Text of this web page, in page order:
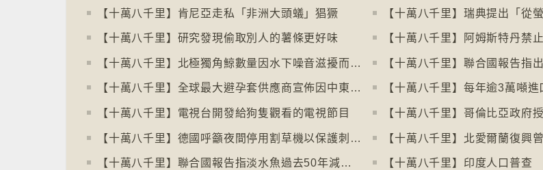
【十萬八千里】肯尼亞走私「非洲大頭蟻」猖獗
【十萬八千里】研究發現偷取別人的薯條更好味
【十萬八千里】北極獨角鯨數量因水下噪音滋擾而減少
【十萬八千里】全球最大避孕套供應商宣佈因中東戰事漲價
【十萬八千里】電視台開發給狗隻觀看的電視節目 【十萬八千里】哥倫比亞政府
【十萬八千里】德國呼籲夜間停用割草機以保護刺蝟等動物
【十萬八千里】聯合國報告指淡水魚過去50年減少逾八成 【十萬八千里】印度人口普查